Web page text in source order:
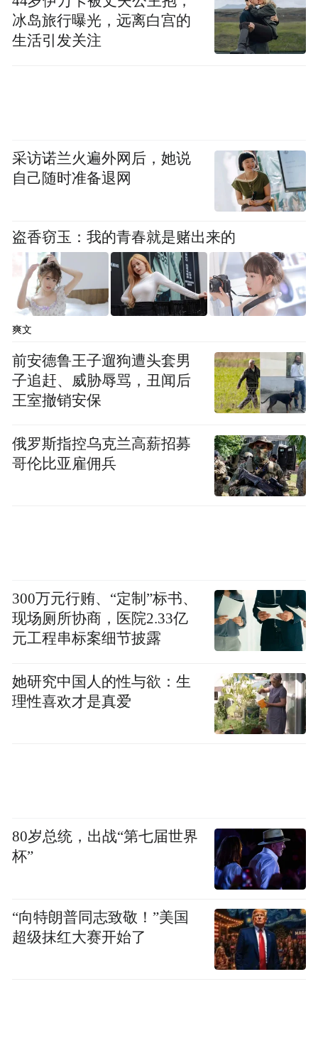
冰岛旅行曝光，远离白宫的
生活引发关注
采访诺兰火遍外网后，她说
自己随时准备退网
盗香窃玉：我的青春就是赌出来的
爽文
前安德鲁王子遛狗遭头套男
子追赶、威胁辱骂，丑闻后
王室撤销安保
俄罗斯指控乌克兰高薪招募
哥伦比亚雇佣兵
300万元行贿、“定制”标书、
现场厕所协商，医院2.33亿
元工程串标案细节披露
她研究中国人的性与欲：生
理性喜欢才是真爱
80岁总统，出战“第七届世界
杯”
“向特朗普同志致敬！”美国
超级抹红大赛开始了